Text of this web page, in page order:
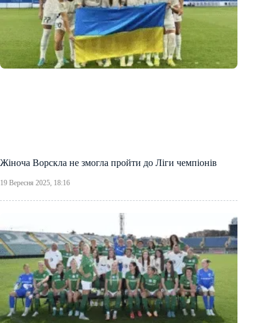
Жіноча Ворскла не змогла пройти до Ліги чемпіонів
19 Вересня 2025, 18:16